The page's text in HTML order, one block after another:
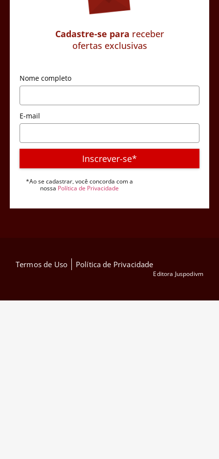
Cadastre-se para receber
ofertas exclusivas
Nome completo
E-mail
Inscrever-se*
*Ao se cadastrar, você concorda com a
nossa Política de Privacidade
Termos de Uso Política de Privacidade
Editora Juspodivm